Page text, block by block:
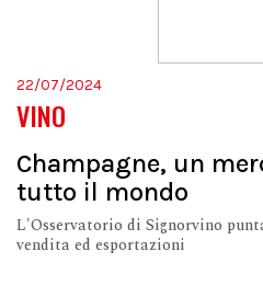
22/07/2024
VINO
Champagne, un
tutto il mondo
L'Osservatorio di Signorvino
vendita ed esportazioni